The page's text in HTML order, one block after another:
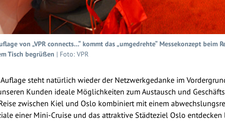
von „VPR connects…“ kommt das „umgedrehte“ Messekonzept beim
Tisch begrüßen | Foto: VPR
steht natürlich wieder der Netzwerkgedanke im
Kunden ideale Möglichkeiten zum Austausch und
zwischen Kiel und Oslo kombiniert mit einem
einer Mini-Cruise und das attraktive Städteziel Oslo entdecken